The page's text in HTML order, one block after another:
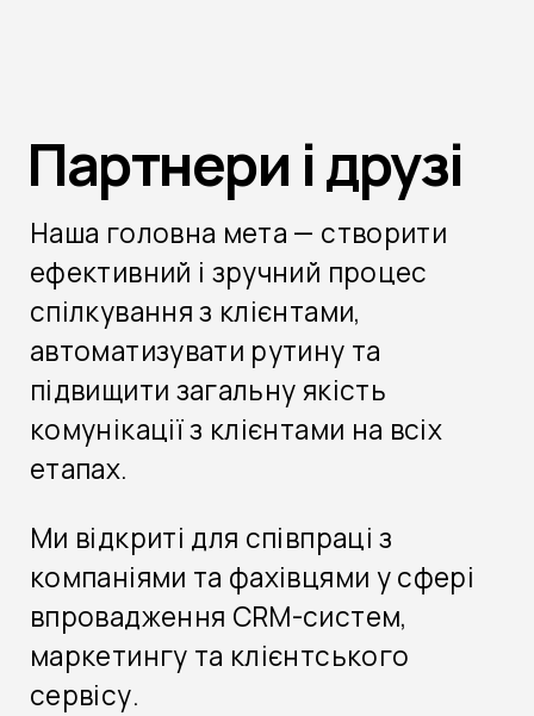
Партнери і друзі
Наша головна мета — створити
ефективний і зручний процес
спілкування з клієнтами,
автоматизувати рутину та
підвищити загальну якість
комунікації з клієнтами на всіх
етапах.
Ми відкриті для співпраці з
компаніями та фахівцями у сфері
впровадження CRM-систем,
маркетингу та клієнтського
сервісу.